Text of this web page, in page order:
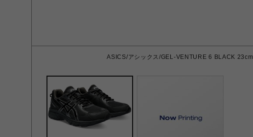
ASICS/アシックス/GEL-VENTURE 6 BLACK 23cm